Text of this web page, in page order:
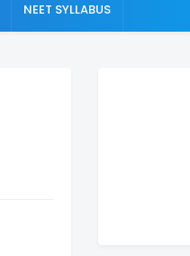
NEET SYLLABUS